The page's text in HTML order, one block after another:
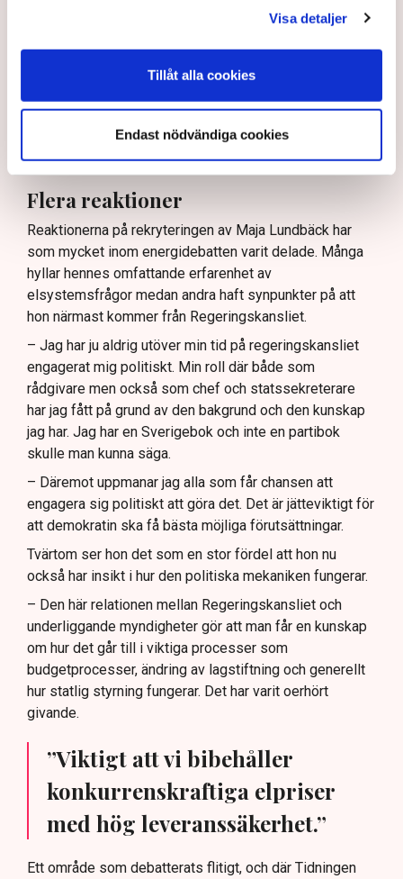
Visa detaljer
Tillåt alla cookies
Endast nödvändiga cookies
underlättar i utbyggnaden av transmissionsnätet.
– Mycket av bakgrundsjobbet är redan på plats och nu
handlar det om att få största bästa utveckling av det.
tag i under hösten men exakt hur det ska gå till får vi
återkomma om.
– Det är ju trots allt bara fjärde dagen på jobbet.
Flera reaktioner
Reaktionerna på rekryteringen av Maja Lundbäck har
som mycket inom energidebatten varit delade. Många
hyllar hennes omfattande erfarenhet av
elsystemsfrågor medan andra haft synpunkter på att
hon närmast kommer från Regeringskansliet.
– Jag har ju aldrig utöver min tid på regeringskansliet
engagerat mig politiskt. Min roll där både som
rådgivare men också som chef och statssekreterare
har jag fått på grund av den bakgrund och den kunskap
jag har. Jag har en Sverigebok och inte en partibok
skulle man kunna säga.
– Däremot uppmanar jag alla som får chansen att
engagera sig politiskt att göra det. Det är jätteviktigt för
att demokratin ska få bästa möjliga förutsättningar.
Tvärtom ser hon det som en stor fördel att hon nu
också har insikt i hur den politiska mekaniken fungerar.
– Den här relationen mellan Regeringskansliet och
underliggande myndigheter gör att man får en kunskap
om hur det går till i viktiga processer som
budgetprocesser, ändring av lagstiftning och generellt
hur statlig styrning fungerar. Det har varit oerhört
givande.
”Viktigt att vi bibehåller
konkurrenskraftiga elpriser
med hög leveranssäkerhet.”
Ett område som debatterats flitigt, och där Tidningen